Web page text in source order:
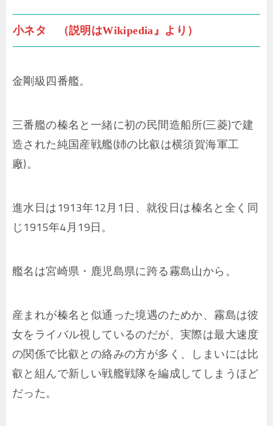
小ネタ （説明はWikipedia』より）
金剛級四番艦。
三番艦の榛名と一緒に初の民間造船所(三菱)で建
造された純国産戦艦(姉の比叡は横須賀海軍工
廠)。
進水日は1913年12月1日、就役日は榛名と全く同
じ1915年4月19日。
艦名は宮崎県・鹿児島県に跨る霧島山から。
産まれが榛名と似通った境遇のためか、霧島は彼
女をライバル視しているのだが、実際は最大速度
の関係で比叡との絡みの方が多く、しまいには比
叡と組んで新しい戦艦戦隊を編成してしまうほど
だった。